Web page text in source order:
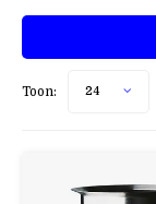
Toon: 24